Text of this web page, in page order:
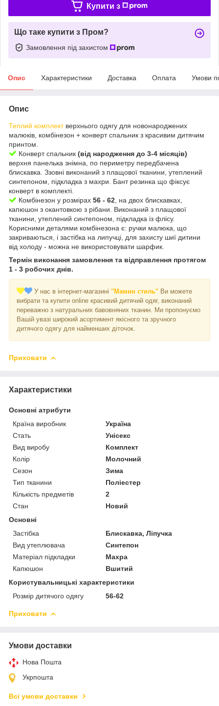
Купити з
Що таке купити з Пром?
Замовлення під захистом
Опис Характеристики Доставка Оплата Умови
Опис
Теплий комплектверхнього одягу для новонароджених
малюків, комбінезон + конверт спальник з красивим дитячим
принтом.
Конверт спальник (від народження до 3-4 місяців)
верхня панелька знімна, по периметру передбачена
блискавка. Ззовні виконаний з плащової тканини, утеплений
синтепоном, підкладка з махри. Бант резинка що фіксує
конверт в комплекті.
Комбінезон у розмірах 56 - 62 , на двох блискавках,
капюшон з окантовкою з рібани. Виконаний з плащової
тканини, утеплений синтепоном, підкладка із флісу.
Корисними деталями комбінезона є: ручки малюка, що
закриваються, і застібка на липучці, для захисту шиї дитини
від холоду - можна не використовувати шарфик.
Термін виконання замовлення та відправлення протягом
1 - 3 робочих днів.
У нас в інтернет-магазині "Мамин стиль" Ви можете
вибрати та купити online красивий дитячий одяг, виконаний
переважно з натуральних бавовняних тканин. Ми пропонуємо
Вашій увазі широкий асортимент якісного та зручного
дитячого одягу для найменших діточок.
Приховати
Характеристики
Основні атрибути
Країна виробник
Україна
Стать
Унісекс
Вид виробу
Комплект
Колір
Молочний
Сезон
Зима
Тип тканини
Поліестер
Кількість предметів
2
Стан
Новий
Основні
Застібка
Блискавка, Ліпучка
Вид утеплювача
Синтепон
Матеріал підкладки
Махра
Капюшон
Вшитий
Користувальницькі характеристики
Розмір дитячого одягу
56-62
Приховати
Умови доставки
Нова Пошта
Укрпошта
Всі умови доставки